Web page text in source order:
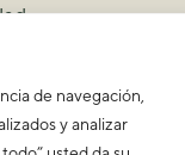
de navegación,
y analizar
uso